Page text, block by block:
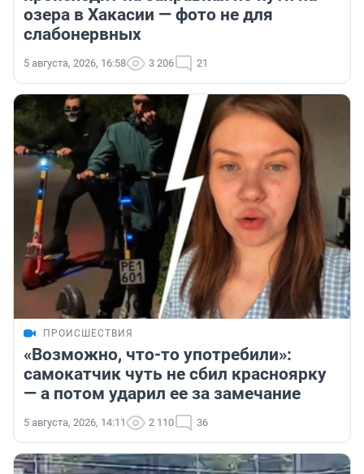
озера в Хакасии — фото не для
слабонервных
5 августа, 2026, 16:58 3 206 21
ПРОИСШЕСТВИЯ
«Возможно, что-то употребили»:
самокатчик чуть не сбил красноярку
— а потом ударил ее за замечание
5 августа, 2026, 14:11 2 110 36